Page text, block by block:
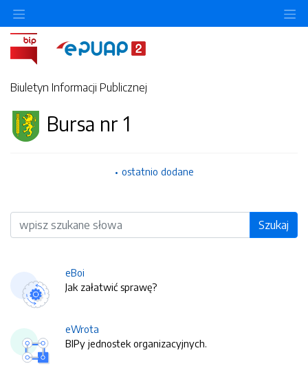
Biuletyn Informacji Publicznej
Bursa nr 1
ostatnio dodane
Wyszukiwarka Szukaj
eBoi
Jak załatwić sprawę?
eWrota
BIPy jednostek organizacyjnych.